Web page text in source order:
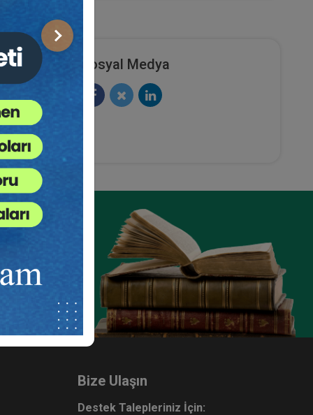
Sonraki
Sosyal Medya
Bize Ulaşın
Destek Talepleriniz İçin: